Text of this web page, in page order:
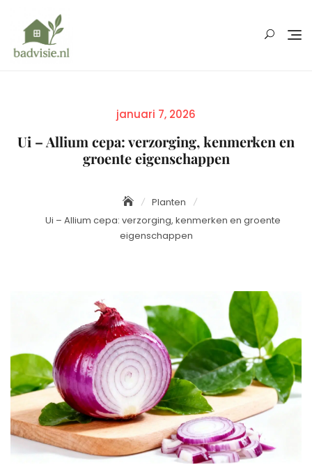
content
Posted
januari 7, 2026
Ui – Allium cepa: verzorging, kenmerken en
groente eigenschappen
Planten
Ui – Allium cepa: verzorging, kenmerken en groente
eigenschappen